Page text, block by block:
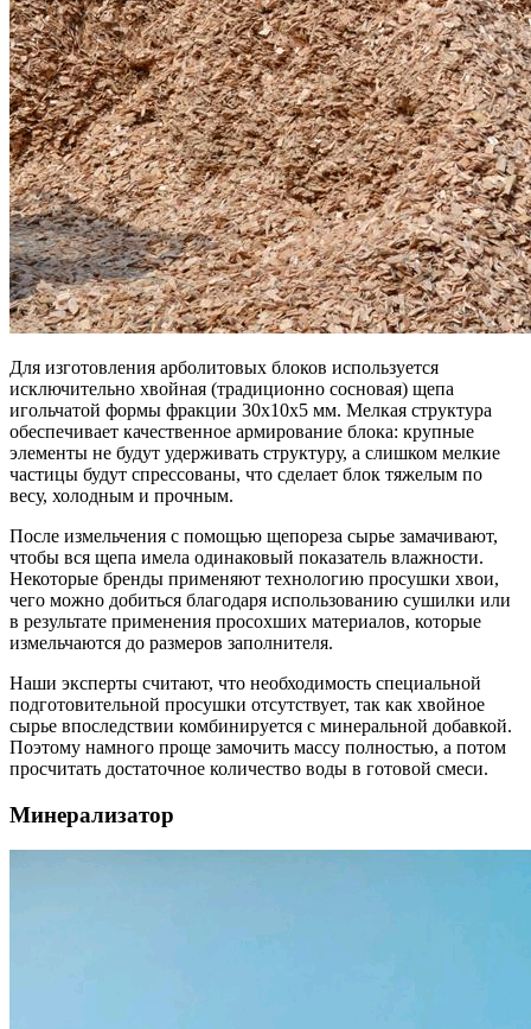
Для изготовления арболитовых блоков используется
исключительно хвойная (традиционно сосновая) щепа
игольчатой формы фракции 30х10х5 мм. Мелкая структура
обеспечивает качественное армирование блока: крупные
элементы не будут удерживать структуру, а слишком мелкие
частицы будут спрессованы, что сделает блок тяжелым по
весу, холодным и прочным.
После измельчения с помощью щепореза сырье замачивают,
чтобы вся щепа имела одинаковый показатель влажности.
Некоторые бренды применяют технологию просушки хвои,
чего можно добиться благодаря использованию сушилки или
в результате применения просохших материалов, которые
измельчаются до размеров заполнителя.
Наши эксперты считают, что необходимость специальной
подготовительной просушки отсутствует, так как хвойное
сырье впоследствии комбинируется с минеральной добавкой.
Поэтому намного проще замочить массу полностью, а потом
просчитать достаточное количество воды в готовой смеси.
Минерализатор